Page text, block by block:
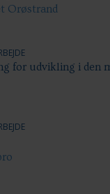
Orøstrand
for udvikling i den